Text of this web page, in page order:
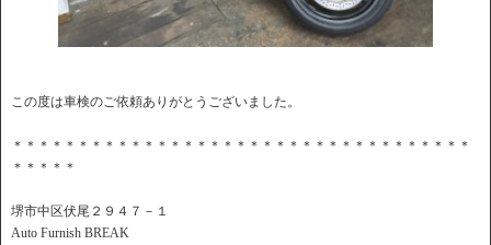
この度は車検のご依頼ありがとうございました。
＊＊＊＊＊＊＊＊＊＊＊＊＊＊＊＊＊＊＊＊＊＊＊＊＊＊＊＊＊＊＊＊＊＊＊
＊＊＊＊＊
堺市中区伏尾２９４７－１
Auto Furnish BREAK